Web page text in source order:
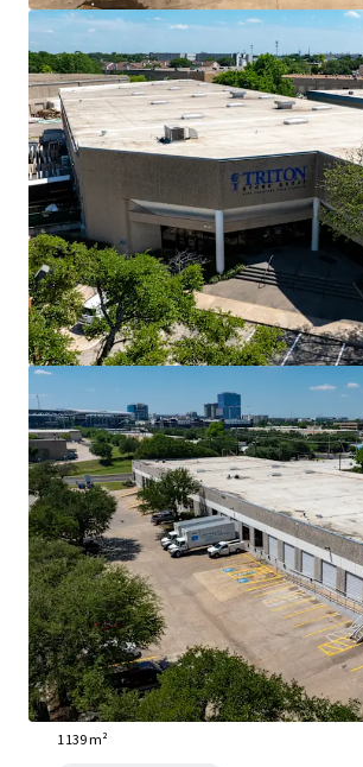
3910 Warehouse Row
3910 Warehouse Row, Austin, TX, 78704, US
1 139 m²